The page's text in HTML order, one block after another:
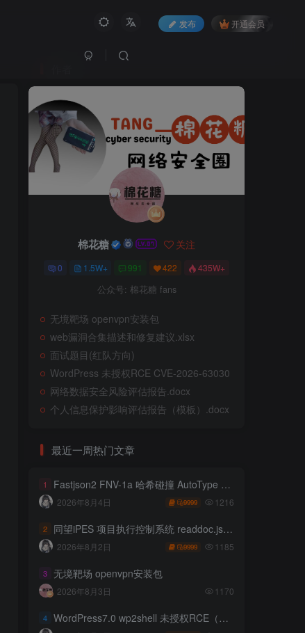
发布 开通会员
棉花糖 关注
0 1.5W+ 991 422 435W+
公众号: 棉花糖 fans
无境靶场 openvpn安装包
web漏洞合集描述和修复建议.xlsx
面试题目(红队方向)
WordPress 未授权RCE CVE-2026-63030
网络数据安全风险评估报告.docx
个人信息保护影响评估报告（模板）.docx
最近一周热门文章
1 Fastjson2 FNV-1a 哈希碰撞 AutoType 绕过远程代码执行
2026年8月4日 9999 1216
2 同望iPES 项目执行控制系统 readdoc.jsp存在任意文件读取
2026年8月2日 9999 1185
3 无境靶场 openvpn安装包
2026年8月3日 1170
4 WordPress7.0 wp2shell 未授权RCE（CVE-2026-63030 CVE-2026-60137）